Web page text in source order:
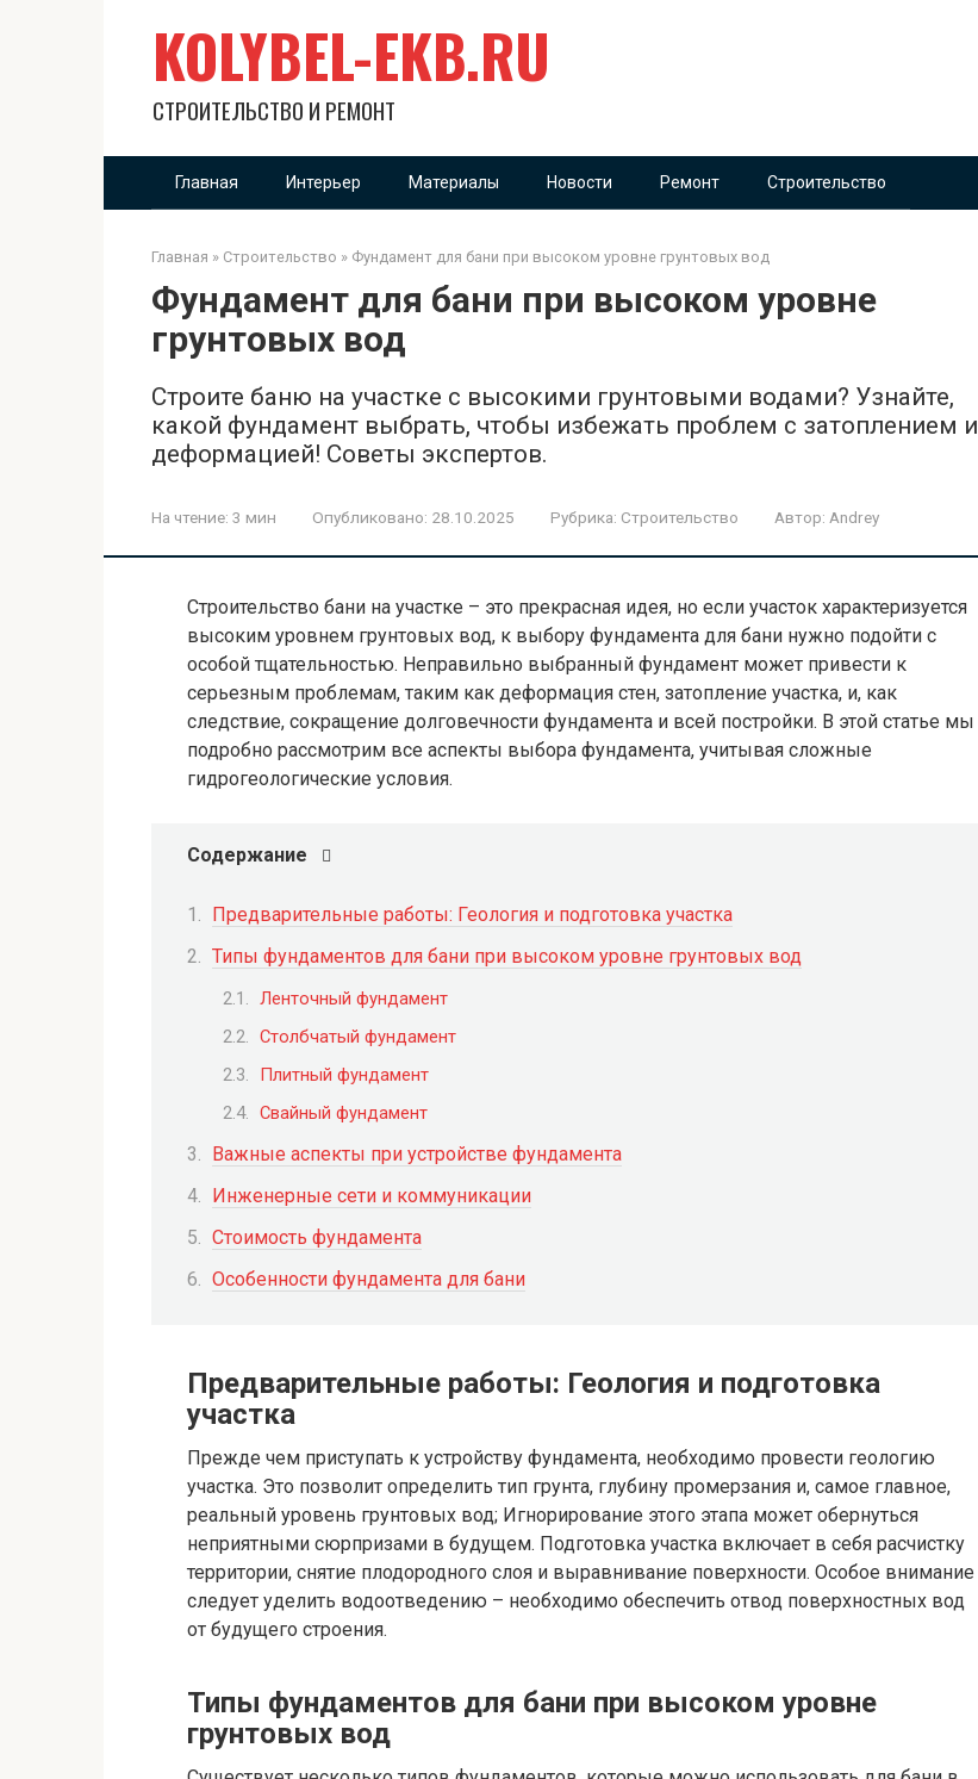
KOLYBEL-EKB.RU
СТРОИТЕЛЬСТВО И РЕМОНТ
Главная Интерьер Материалы Новости Ремонт Строительство
Главная » Строительство » Фундамент для бани при высоком уровне грунтовых вод
Фундамент для бани при высоком уровне
грунтовых вод
Строите баню на участке с высокими грунтовыми водами? Узнайте,
какой фундамент выбрать, чтобы избежать проблем с затоплением и
деформацией! Советы экспертов.
На чтение: 3 мин Опубликовано: 28.10.2025 Рубрика: Строительство Автор: Andrey
Строительство бани на участке – это прекрасная идея, но если участок характеризуется
высоким уровнем грунтовых вод, к выбору фундамента для бани нужно подойти с
особой тщательностью. Неправильно выбранный фундамент может привести к
серьезным проблемам, таким как деформация стен, затопление участка, и, как
следствие, сокращение долговечности фундамента и всей постройки. В этой статье мы
подробно рассмотрим все аспекты выбора фундамента, учитывая сложные
гидрогеологические условия.
Содержание
Предварительные работы: Геология и подготовка участка
Типы фундаментов для бани при высоком уровне грунтовых вод
Ленточный фундамент
Столбчатый фундамент
Плитный фундамент
Свайный фундамент
Важные аспекты при устройстве фундамента
Инженерные сети и коммуникации
Стоимость фундамента
Особенности фундамента для бани
Предварительные работы: Геология и подготовка
участка
Прежде чем приступать к устройству фундамента, необходимо провести геологию
участка. Это позволит определить тип грунта, глубину промерзания и, самое главное,
реальный уровень грунтовых вод; Игнорирование этого этапа может обернуться
неприятными сюрпризами в будущем. Подготовка участка включает в себя расчистку
территории, снятие плодородного слоя и выравнивание поверхности. Особое внимание
следует уделить водоотведению – необходимо обеспечить отвод поверхностных вод
от будущего строения.
Типы фундаментов для бани при высоком уровне
грунтовых вод